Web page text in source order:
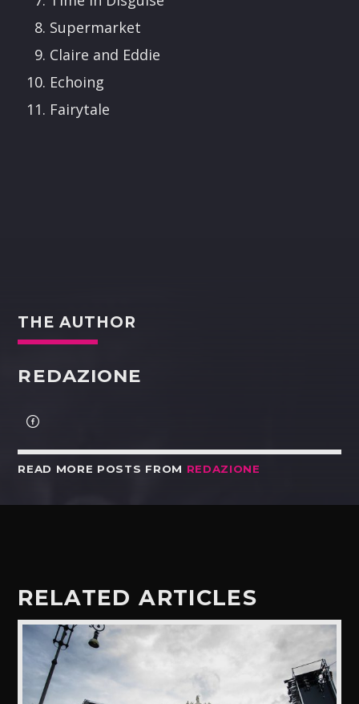
Supermarket
Claire and Eddie
Echoing
Fairytale
THE AUTHOR
REDAZIONE
READ MORE POSTS FROM REDAZIONE
RELATED ARTICLES